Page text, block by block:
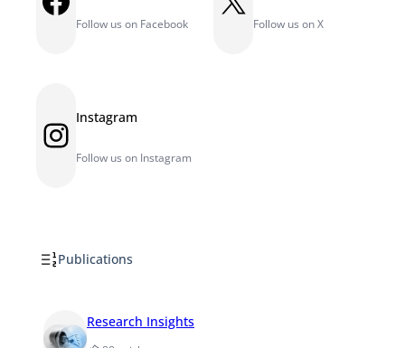
Follow us on Facebook Follow us on X
Instagram Instagram
Follow us on Instagram
Publications
Research Insights